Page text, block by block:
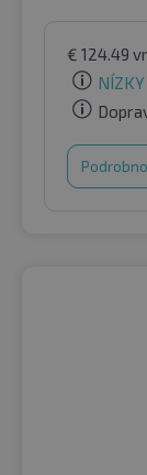
€ 124.49
NÍZKY